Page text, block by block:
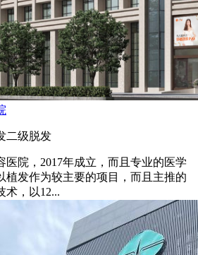
二级脱发
医院，2017年成立，而且专业的医学
植发作为较主要的项目，而且主推的
术，以12...